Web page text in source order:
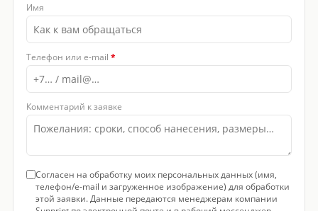
Имя
Телефон или e-mail *
Комментарий к заявке
Согласен на обработку моих персональных данных (имя,
телефон/e-mail и загруженное изображение) для обработки
этой заявки. Данные передаются менеджерам компании